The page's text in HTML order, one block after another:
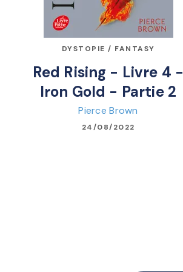
DYSTOPIE / FANTASY
Red Rising - Livre 4 -
Iron Gold - Partie 2
Pierce Brown
24/08/2022